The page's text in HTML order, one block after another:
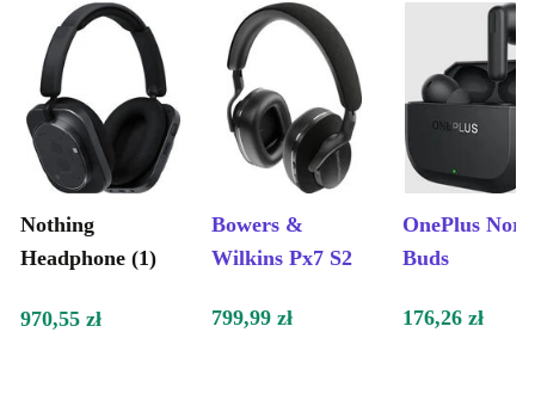
Nothing
Headphone (1)
Bowers &
Wilkins Px7 S2
OnePlus Nord
Buds
970,55 zł 799,99 zł 176,26 zł